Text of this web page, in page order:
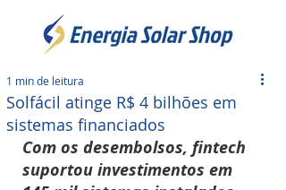
Solfácil atinge R$ 4 bilhões em
sistemas financiados
1 min de leitura
Com os desembolsos, fintech
suportou investimentos em